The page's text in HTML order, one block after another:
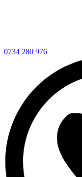
0734 280 976